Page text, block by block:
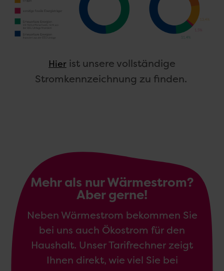
Hier ist unsere vollständige
Stromkennzeichnung zu finden.
Mehr als nur Wärmestrom?
Aber gerne!
Neben Wärmestrom bekommen Sie
bei uns auch Ökostrom für den
Haushalt. Unser Tarifrechner zeigt
Ihnen direkt, wie viel Sie bei